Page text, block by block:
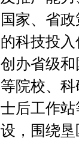
国家、省
的科技投
创办省级
等院校、
士后工作
设，围绕